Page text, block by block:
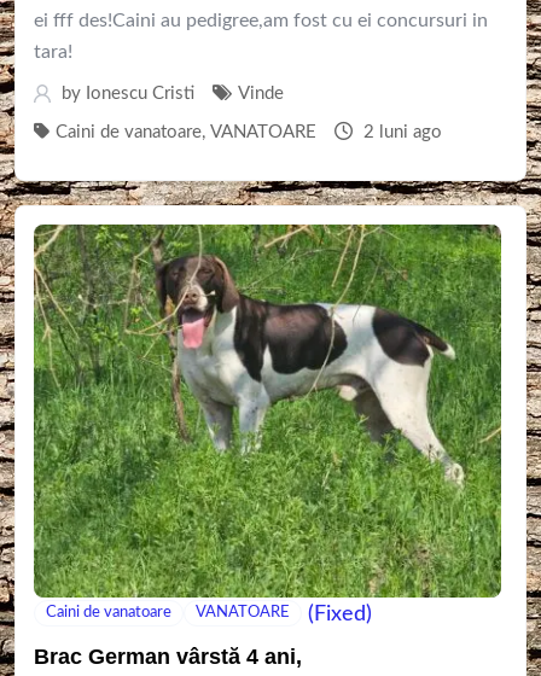
ei fff des!Caini au pedigree,am fost cu ei concursuri in
tara!
by Ionescu Cristi Vinde
Caini de vanatoare, VANATOARE 2 luni ago
Caini de vanatoare VANATOARE (Fixed)
Brac German vârstă 4 ani,